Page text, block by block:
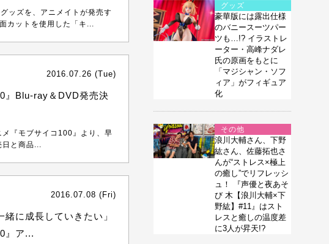
ッズを、アニメイトが発売す
カットを使用した「キ...
2016.07.26 (Tue)
』Blu-ray＆DVD発売決
『モブサイコ100』より、早
と商品...
2016.07.08 (Fri)
に成長していきたい」
』ア...
グッズ
豪華版には露出仕様
のバニースーツパー
ツも…!? イラストレ
ーター・高峰ナダレ
氏の原画をもとに
「マジシャン・ソフ
ィア」がフィギュア
化
その他
浪川大輔さん、下野
紘さん、佐藤拓也さ
んが“ストレス×極上
の癒し”でリフレッシ
ュ！ 『声優と夜あそ
び 木【浪川大輔×下
野紘】#11』はスト
レスと癒しの温度差
に3人が昇天!?